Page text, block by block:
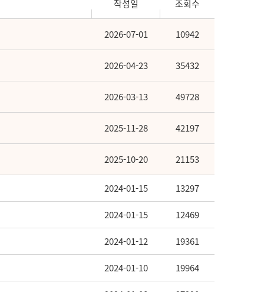
작성일 조회수
2026-07-01 10942
2026-04-23 35432
2026-03-13 49728
2025-11-28 42197
2025-10-20 21153
2024-01-15 13297
2024-01-15 12469
2024-01-12 19361
2024-01-10 19964